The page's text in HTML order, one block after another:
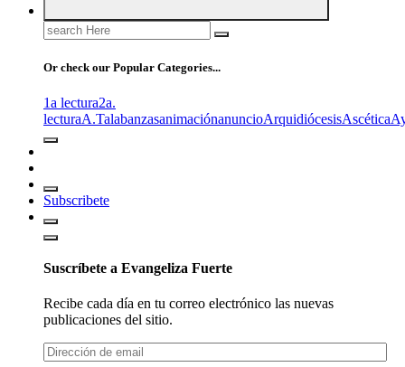
Search
for:
Or check our Popular Categories...
1a lectura2a.
lecturaA.TalabanzasanimaciónanuncioArquidiócesisAscética
Subscribete
Suscríbete a Evangeliza Fuerte
Recibe cada día en tu correo electrónico las nuevas
publicaciones del sitio.
Dirección